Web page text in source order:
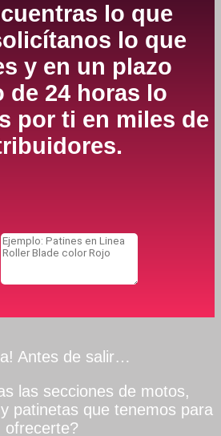
lo que
lo que
y en un plazo
de 24 horas lo
por ti en miles de
Antes de salir…
las secciones de motos,
patinetas que tenemos para
ofrecerte?